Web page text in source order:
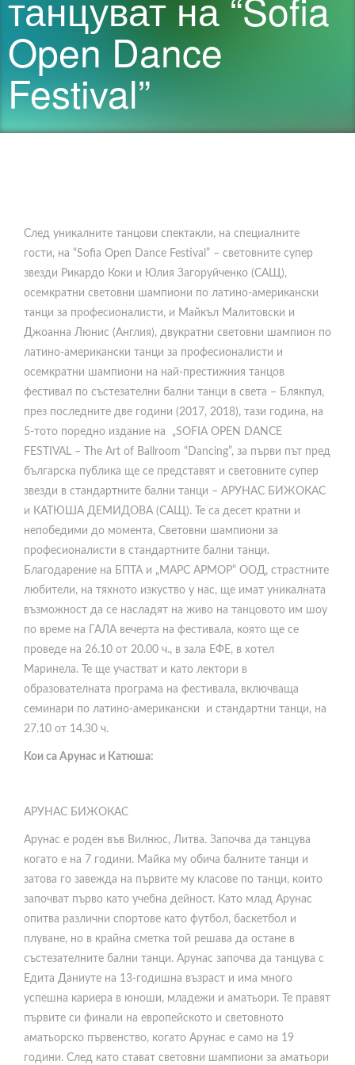
Open Dance
Festival”
След уникалните танцови спектакли, на специалните
гости, на “Sofia Open Dance Festival” – световните супер
звезди Рикардо Коки и Юлия Загоруйченко (САЩ),
осемкратни световни шампиони по латино-американски
танци за професионалисти, и Майкъл Малитовски и
Джоанна Люнис (Англия), двукратни световни шампион по
латино-американски танци за професионалисти и
осемкратни шампиони на най-престижния танцов
фестивал по състезателни бални танци в света – Блякпул,
през последните две години (2017, 2018), тази година, на
5-тото поредно изданиe на „SOFIA OPEN DANCE
FESTIVAL – The Art of Ballroom “Dancing”, за първи път пред
българска публика ще се представят и световните супер
звезди в стандартните бални танци – АРУНАС БИЖОКАС
и КАТЮША ДЕМИДОВА (САЩ). Те са десет кратни и
непобедими до момента, Световни шампиони за
професионалисти в стандартните бални танци.
Благодарение на БПТА и „МАРС АРМОР“ ООД, страстните
любители, на тяхното изкуство у нас, ще имат уникалната
възможност да се насладят на живо на танцовото им шоу
по време на ГАЛА вечерта на фестивала, която ще се
проведе на 26.10 от 20.00 ч., в зала ЕФЕ, в хотел
Маринела. Те ще участват и като лектори в
образователната програма на фестивала, включваща
семинари по латино-американски и стандартни танци, на
27.10 от 14.30 ч.
Кои са Арунас и Катюша:
АРУНАС БИЖОКАС
Арунас е роден във Вилнюс, Литва. Започва да танцува
когато е на 7 години. Майка му обича балните танци и
затова го завежда на първите му класове по танци, които
започват първо като учебна дейност. Като млад Арунас
опитва различни спортове като футбол, баскетбол и
плуване, но в крайна сметка той решава да остане в
състезателните бални танци. Арунас започва да танцува с
Едита Даниуте на 13-годишна възраст и има много
успешна кариера в юноши, младежи и аматьори. Те правят
първите си финали на европейското и световното
аматьорско първенство, когато Арунас е само на 19
години. След като стават световни шампиони за аматьори